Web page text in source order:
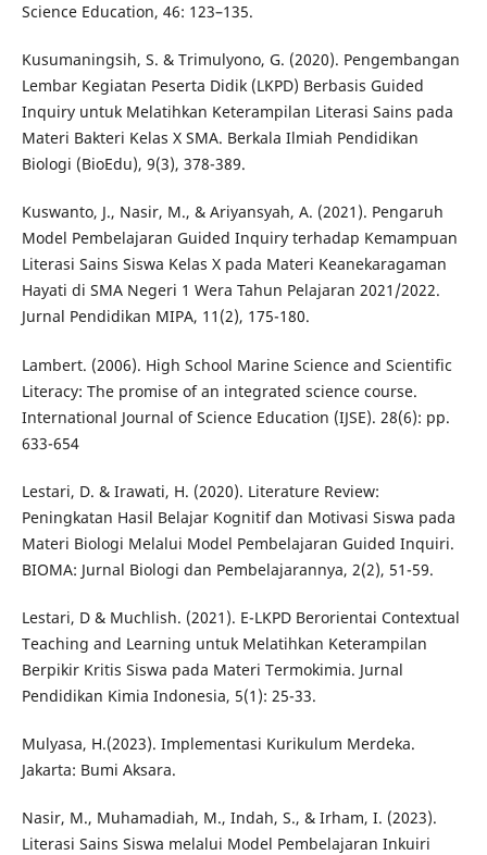
Science Education, 46: 123–135.
Kusumaningsih, S. & Trimulyono, G. (2020). Pengembangan
Lembar Kegiatan Peserta Didik (LKPD) Berbasis Guided
Inquiry untuk Melatihkan Keterampilan Literasi Sains pada
Materi Bakteri Kelas X SMA. Berkala Ilmiah Pendidikan
Biologi (BioEdu), 9(3), 378-389.
Kuswanto, J., Nasir, M., & Ariyansyah, A. (2021). Pengaruh
Model Pembelajaran Guided Inquiry terhadap Kemampuan
Literasi Sains Siswa Kelas X pada Materi Keanekaragaman
Hayati di SMA Negeri 1 Wera Tahun Pelajaran 2021/2022.
Jurnal Pendidikan MIPA, 11(2), 175-180.
Lambert. (2006). High School Marine Science and Scientific
Literacy: The promise of an integrated science course.
International Journal of Science Education (IJSE). 28(6): pp.
633-654
Lestari, D. & Irawati, H. (2020). Literature Review:
Peningkatan Hasil Belajar Kognitif dan Motivasi Siswa pada
Materi Biologi Melalui Model Pembelajaran Guided Inquiri.
BIOMA: Jurnal Biologi dan Pembelajarannya, 2(2), 51-59.
Lestari, D & Muchlish. (2021). E-LKPD Berorientai Contextual
Teaching and Learning untuk Melatihkan Keterampilan
Berpikir Kritis Siswa pada Materi Termokimia. Jurnal
Pendidikan Kimia Indonesia, 5(1): 25-33.
Mulyasa, H.(2023). Implementasi Kurikulum Merdeka.
Jakarta: Bumi Aksara.
Nasir, M., Muhamadiah, M., Indah, S., & Irham, I. (2023).
Literasi Sains Siswa melalui Model Pembelajaran Inkuiri